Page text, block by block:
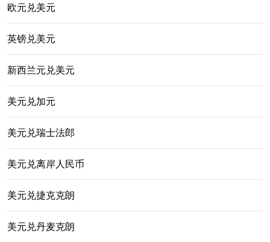
欧元兑美元
英镑兑美元
新西兰元兑美元
美元兑加元
美元兑瑞士法郎
美元兑离岸人民币
美元兑捷克克朗
美元兑丹麦克朗